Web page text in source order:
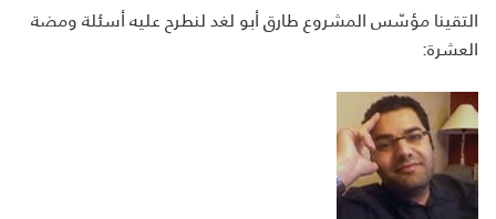
التقينا مؤسّس المشروع طارق أبو لغد لنطرح عليه أسئلة ومضة
العشرة: